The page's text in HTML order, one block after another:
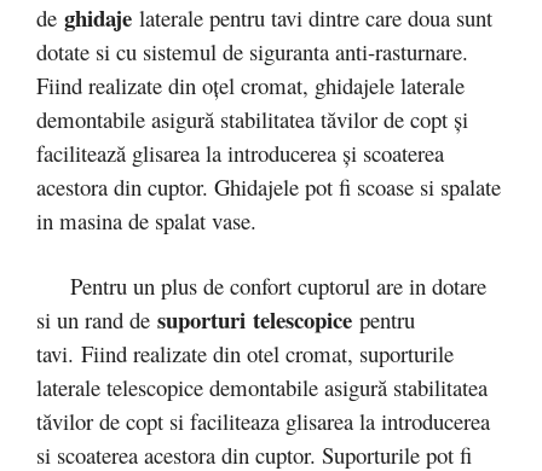
de ghidaje laterale pentru tavi dintre care doua sunt
dotate si cu sistemul de siguranta anti-rasturnare.
Fiind realizate din oţel cromat, ghidajele laterale
demontabile asigură stabilitatea tăvilor de copt şi
facilitează glisarea la introducerea şi scoaterea
acestora din cuptor. Ghidajele pot fi scoase si spalate
in masina de spalat vase.
Pentru un plus de confort cuptorul are in dotare
si un rand de suporturi telescopice pentru
tavi. Fiind realizate din otel cromat, suporturile
laterale telescopice demontabile asigură stabilitatea
tăvilor de copt si faciliteaza glisarea la introducerea
si scoaterea acestora din cuptor. Suporturile pot fi